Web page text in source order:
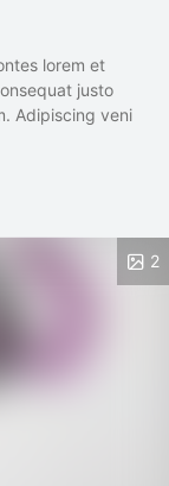
lorem et
justo
Adipiscing veni
2